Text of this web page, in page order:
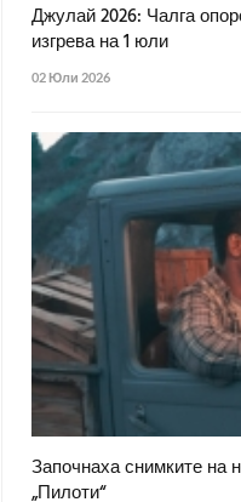
Джулай 2026: Чалга
изгрева на 1 юли
02 Юли 2026
Започнаха снимките на
„Пилоти“